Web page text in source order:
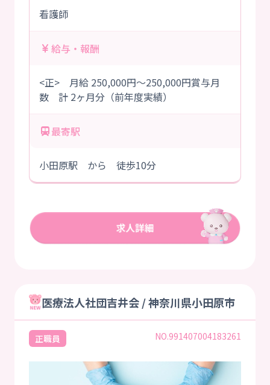
看護師
給与・報酬
<正> 月給 250,000円～250,000円賞与月
数 計 2ヶ月分（前年度実績）
最寄駅
小田原駅 から 徒歩10分
医療法人社団吉井会 / 神奈川県小田原市
正職員 NO.991407004183261